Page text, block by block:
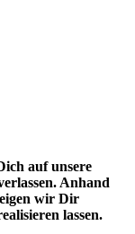
auf unsere
Anhand
wir Dir
lassen.